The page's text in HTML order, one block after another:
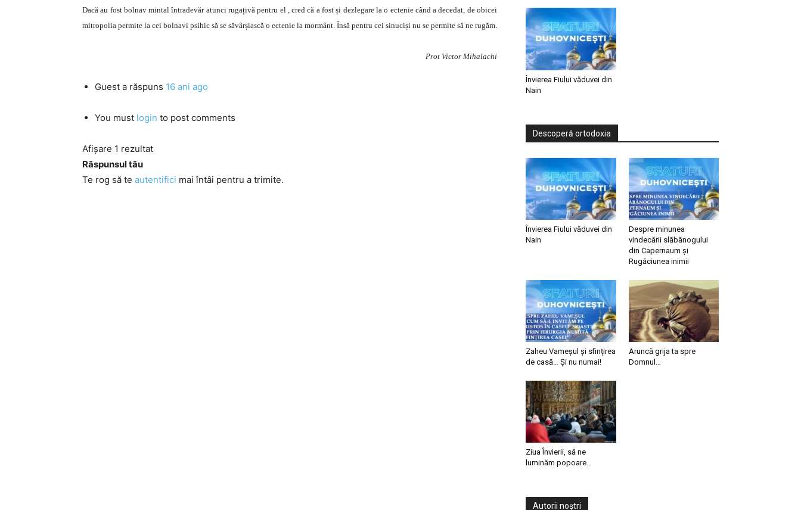
Dacă au fost bolnav mintal întradevăr atunci rugațivă pentru el , cred că a fost și dezlegare la o ectenie când a decedat, de obicei
mitropolia permite la cei bolnavi psihic să se săvârșiască o ectenie la mormânt. Însă pentru cei sinuciși nu se permite să ne rugăm.
Prot Victor Mihalachi
Guest a răspuns 16 ani ago
You must login to post comments
Afișare 1 rezultat
Răspunsul tău
Te rog să te autentifici mai întâi pentru a trimite.
Învierea Fiului văduvei din
Nain
Descoperă ortodoxia
Învierea Fiului văduvei din
Nain
Despre minunea
vindecării slăbănogului
din Capernaum și
Rugăciunea inimii
Zaheu Vameșul și sfințirea
de casă… Și nu numai!
Aruncă grija ta spre
Domnul…
Ziua Învierii, să ne
luminăm popoare…
Autorii noștri